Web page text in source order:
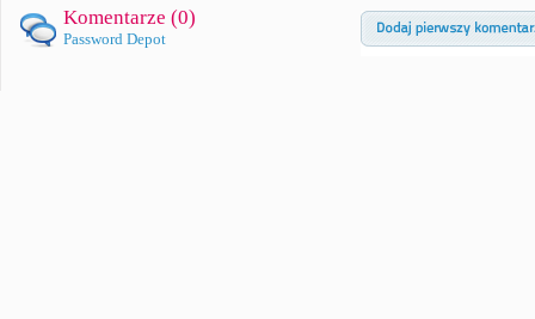
Komentarze (0)
Password Depot